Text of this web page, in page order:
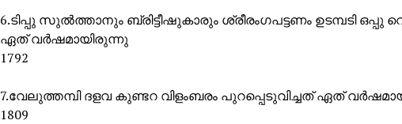
6.ടിപ്പു സുൽത്താനും ബ്രിട്ടീഷുകാരും ശ്രീരംഗപട്ടണം ഉടമ്പടി ഒപ്പു
ഏത് വർഷമായിരുന്നു
1792
7.വേലുത്തമ്പി ദളവ കുണ്ടറ വിളംബരം പുറപ്പെടുവിച്ചത് ഏത്
1809